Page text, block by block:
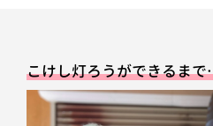
こけし灯ろうができるま